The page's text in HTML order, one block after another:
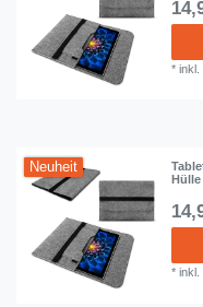
*inkl.
Neuheit
*inkl.